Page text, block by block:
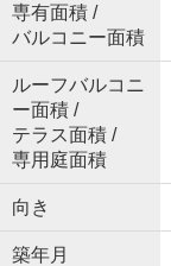
専有面積 /
バルコニー面積
ルーフバルコニ
ー面積 /
テラス面積 /
専用庭面積
向き
築年月